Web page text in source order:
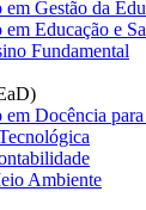
em Gestão da
em Educação e
Fundamental
em Docência
Ambiente